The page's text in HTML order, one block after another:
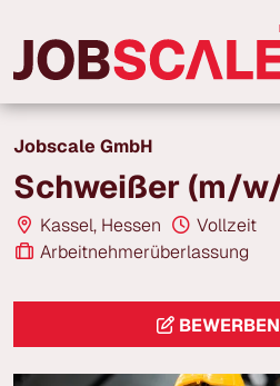
Jobscale GmbH
Kassel, Hessen
Vollzeit
Arbeitnehmerüberlassung
BEWERBEN